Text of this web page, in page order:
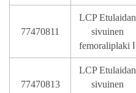
77470811
LCP Etulaidan
sivuinen
femoraliplaki Ⅰ
77470813
LCP Etulaidan
sivuinen